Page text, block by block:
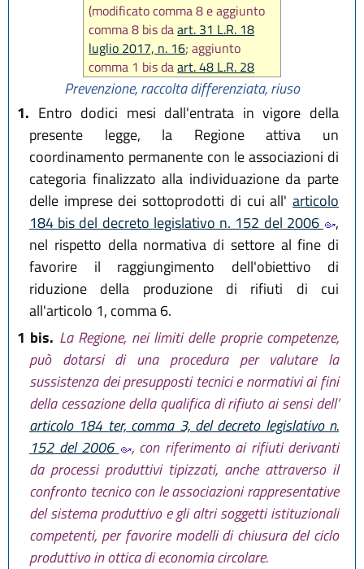
(modificato comma 8 e aggiunto
comma 8 bis daart. 31 L.R. 18
luglio 2017, n. 16; aggiunto
comma 1 bis daart. 48 L.R. 28
luglio 2026, n. 9)
Prevenzione, raccolta differenziata, riuso
1. Entro dodici mesi dall'entrata in vigore della
presente legge, la Regione attiva un
coordinamento permanente con le associazioni di
categoria finalizzato alla individuazione da parte
delle imprese dei sottoprodotti di cui all' articolo
184 bis del decreto legislativo n. 152 del 2006
,
nel rispetto della normativa di settore al fine di
favorire il raggiungimento dell'obiettivo di
riduzione della produzione di rifiuti di cui
all'articolo 1, comma 6.
1 bis. La Regione, nei limiti delle proprie competenze,
può dotarsi di una procedura per valutare la
sussistenza dei presupposti tecnici e normativi ai fini
della cessazione della qualifica di rifiuto ai sensi dell’
articolo 184 ter, comma 3, del decreto legislativo n.
152 del 2006
, con riferimento ai rifiuti derivanti
da processi produttivi tipizzati, anche attraverso il
confronto tecnico con le associazioni rappresentative
del sistema produttivo e gli altri soggetti istituzionali
competenti, per favorire modelli di chiusura del ciclo
produttivo in ottica di economia circolare.